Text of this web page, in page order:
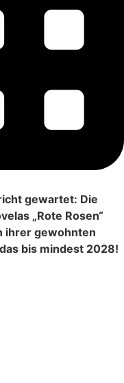
gewartet: Die
„Rote Rosen“
ihrer gewohnten
bis mindest 2028!